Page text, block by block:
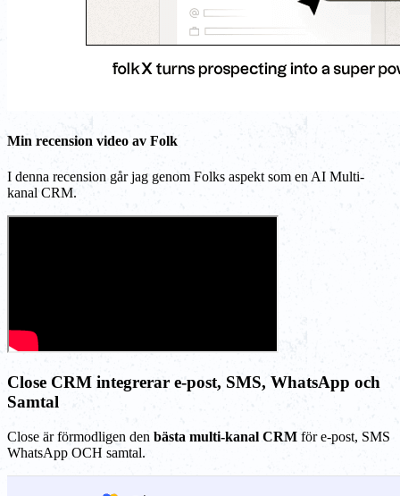
Min recension video av Folk
I denna recension går jag genom Folks aspekt som en AI Multi-
kanal CRM.
Close CRM integrerar e-post, SMS, WhatsApp och
Samtal
Close är förmodligen den bästa multi-kanal CRM för e-post, SMS
WhatsApp OCH samtal.